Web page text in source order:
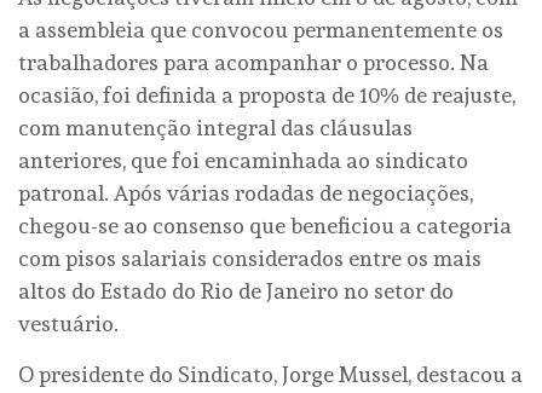
a assembleia que convocou permanentemente os
trabalhadores para acompanhar o processo. Na
ocasião, foi definida a proposta de 10% de reajuste,
com manutenção integral das cláusulas
anteriores, que foi encaminhada ao sindicato
patronal. Após várias rodadas de negociações,
chegou-se ao consenso que beneficiou a categoria
com pisos salariais considerados entre os mais
altos do Estado do Rio de Janeiro no setor do
vestuário.
O presidente do Sindicato, Jorge Mussel, destacou a